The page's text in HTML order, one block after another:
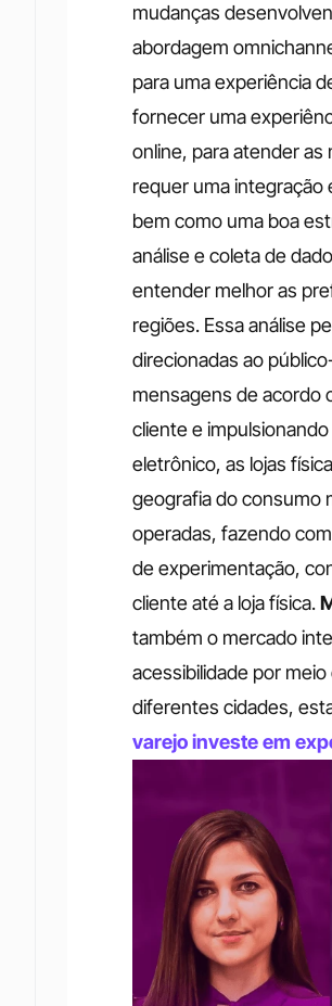
mudanças
abordagem
para uma experiência
fornecer uma
online, para atender
requer uma integração
bem como uma boa
análise e coleta de
entender melhor as
regiões. Essa análise
direcionadas ao
mensagens de acordo
cliente e
eletrônico, as lojas
geografia do consumo
operadas, fazendo
de experimentação,
cliente até a loja física.
também o mercado
acessibilidade por
diferentes cidades,
varejo investe em